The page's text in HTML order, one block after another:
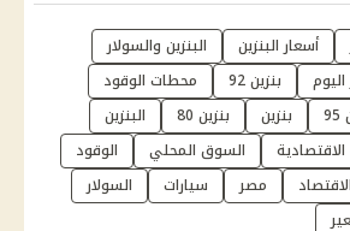
أسعار البنزين
البنزين والسولار
بنزين 92
محطات الوقود
بنزين بنزين 80
البنزين
السوق المحلي
الوقود
الاقتصاد مصر سيارات
السولار